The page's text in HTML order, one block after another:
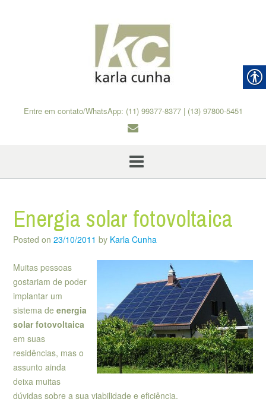
Entre em contato/WhatsApp: (11) 99377-8377 | (13) 97800-5451
Energia solar fotovoltaica
Posted on 23/10/2011 by Karla Cunha
Muitas pessoas
gostariam de poder
implantar um
sistema de energia
solar fotovoltaica
em suas
residências, mas o
assunto ainda
deixa muitas
dúvidas sobre a sua viabilidade e eficiência.